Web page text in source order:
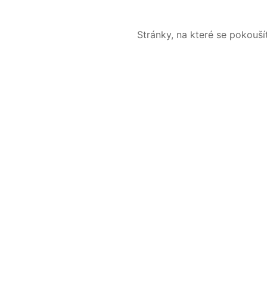
Stránky, na které se